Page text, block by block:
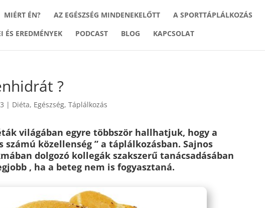
MIÉRT ÉN? AZ EGÉSZSÉG MINDENEKELŐTT A SPORTTÁPLÁLKOZÁS
ÉS EREDMÉNYEK
PODCAST BLOG KAPCSOLAT
?
| Diéta, Egészség,Táplálkozás
világában egyre többször hallhatjuk, hogy a
számú közellenség ” a táplálkozásban. Sajnos
dolgozó kollegák szakszerű tanácsadásában
, ha a beteg nem is fogyasztaná.